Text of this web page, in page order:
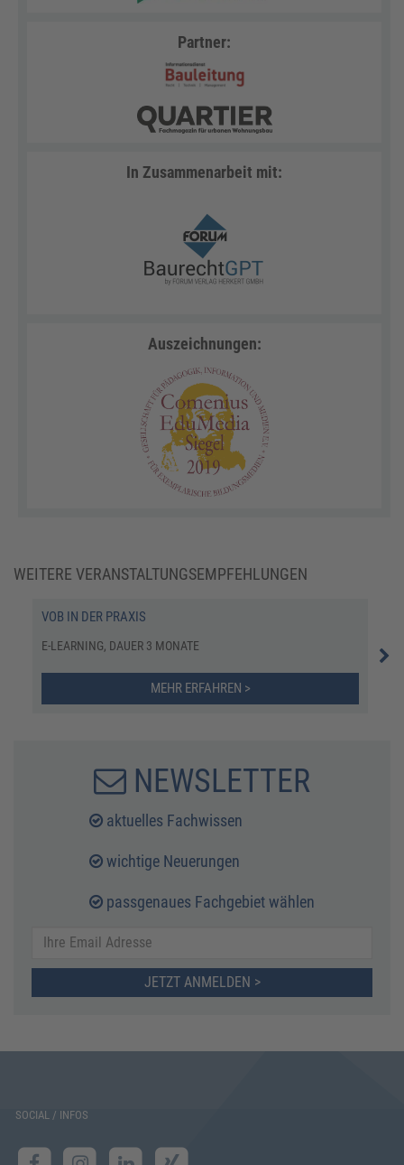
Partner:
In Zusammenarbeit mit:
Auszeichnungen:
WEITERE VERANSTALTUNGSEMPFEHLUNGEN
VOB IN DER PRAXIS
E-LEARNING, DAUER 3 MONATE
MEHR ERFAHREN >
E-
NEWSLETTER
aktuelles Fachwissen
wichtige Neuerungen
passgenaues Fachgebiet wählen
JETZT ANMELDEN >
SOCIAL / INFOS